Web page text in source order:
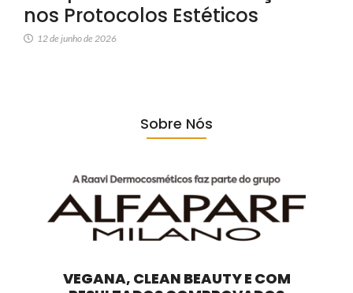
nos Protocolos Estéticos
12 de junho de 2026
Sobre Nós
VEGANA, CLEAN BEAUTY E COM